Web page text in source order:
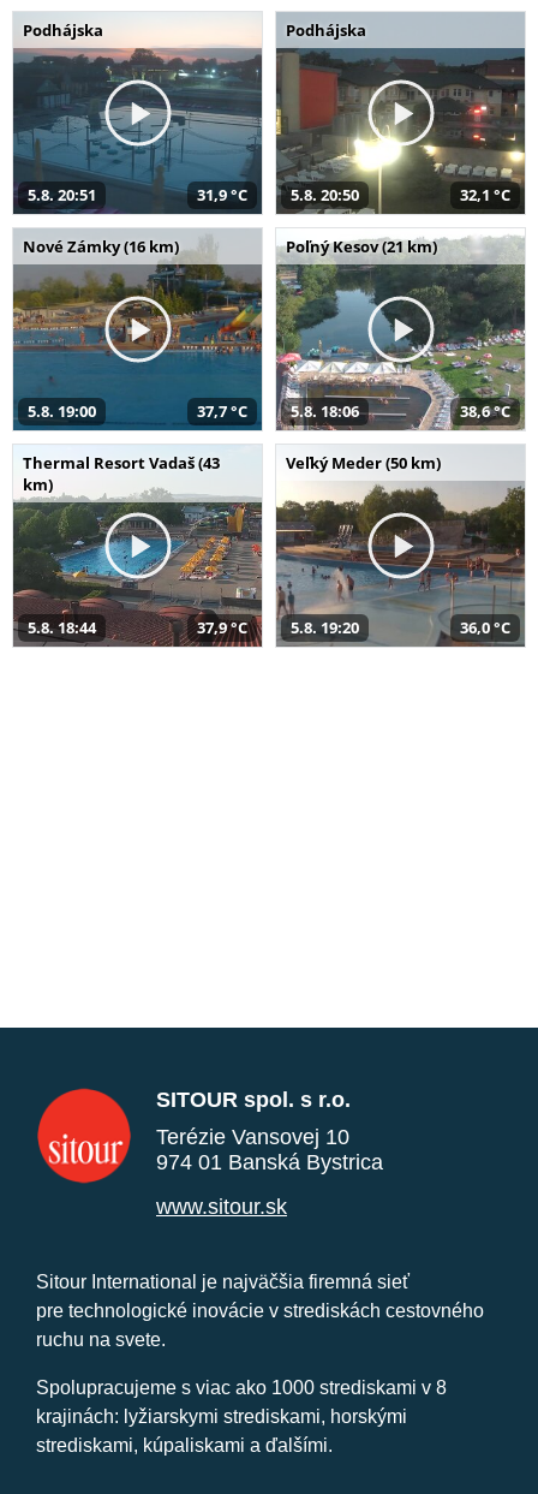
Podhájska
5.8. 20:51 31,9 °C
Podhájska
5.8. 20:50 32,1 °C
Nové Zámky (16 km)
5.8. 19:00 37,7 °C
Poľný Kesov (21 km)
5.8. 18:06 38,6 °C
Thermal Resort Vadaš (43
km)
5.8. 18:44 37,9 °C
Veľký Meder (50 km)
5.8. 19:20 36,0 °C
SITOUR spol. s r.o.
Terézie Vansovej 10
974 01 Banská Bystrica
www.sitour.sk
Sitour International je najväčšia firemná sieť
pre technologické inovácie v strediskách cestovného
ruchu na svete.
Spolupracujeme s viac ako 1000 strediskami v 8
krajinách: lyžiarskymi strediskami, horskými
strediskami, kúpaliskami a ďalšími.